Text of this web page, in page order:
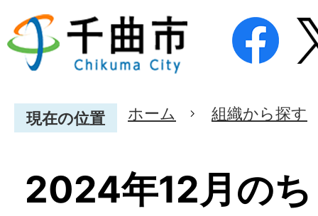
現在の位置 ホーム 組織から探す
2024年12月の